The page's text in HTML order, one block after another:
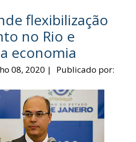
flexibilização
no Rio e
economia
08, 2020 |
Publicado por: